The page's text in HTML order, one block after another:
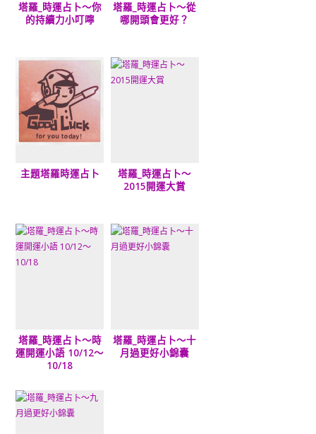
塔羅_時運占卜～你
的持續力小叮嚀
塔羅_時運占卜～從
哪開頭會更好？
主題塔羅時運占卜
塔羅_時運占卜～
2015開運大賞
塔羅_時運占卜～時
運開運小語 10/12～
10/18
塔羅_時運占卜～十
月過更好小錦囊